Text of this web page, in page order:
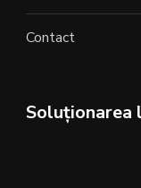
Contact